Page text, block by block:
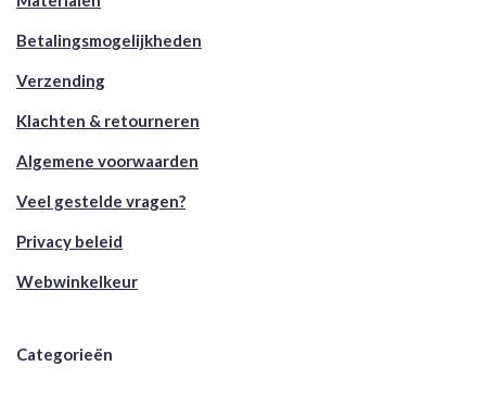
Betalingsmogelijkheden
Verzending
Klachten & retourneren
Algemene voorwaarden
Veel gestelde vragen?
Privacy beleid
Webwinkelkeur
Categorieën